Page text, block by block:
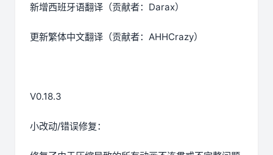
新增西班牙语翻译（贡献者：Darax）
更新繁体中文翻译（贡献者：AHHCrazy）
V0.18.3
小改动/错误修复：